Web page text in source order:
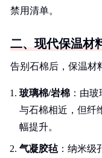
禁用清单。
二、现代保温材
告别石棉后，保温材
玻璃棉/岩棉 ：由
与石棉相近，但纤
幅提升。
气凝胶毡 ：纳米级